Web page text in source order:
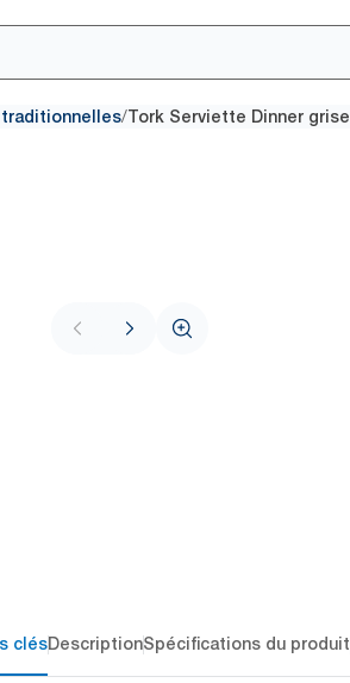
/Tork Serviette Dinner grise
clésDescriptionSpécifications du produit